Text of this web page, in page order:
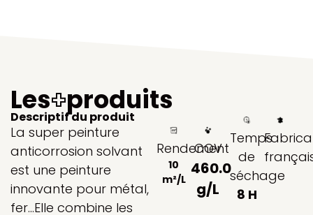
Les+produits
Descriptif du produit
La super peinture
anticorrosion solvant
est une peinture
innovante pour métal,
fer…Elle combine les
Rendement
10
m²/L
COV
460.0
g/L
Temps
de
séchage
8 H